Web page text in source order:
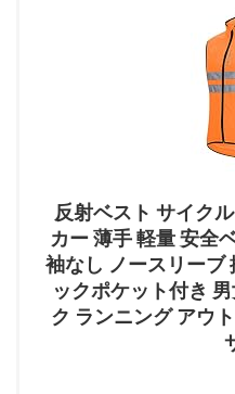
反射ベスト サイク
カー 薄手 軽量 安全
袖なし ノースリーブ
ックポケット付き
ク ランニング アウ